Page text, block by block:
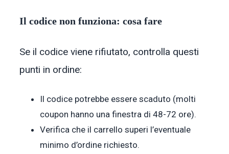
Il codice non funziona: cosa fare
Se il codice viene rifiutato, controlla questi
punti in ordine:
Il codice potrebbe essere scaduto (molti
coupon hanno una finestra di 48-72 ore).
Verifica che il carrello superi l’eventuale
minimo d’ordine richiesto.